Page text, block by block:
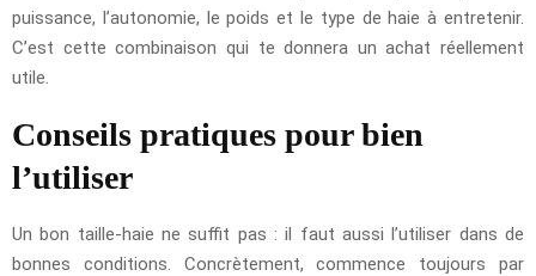
puissance, l’autonomie, le poids et le type de haie à entretenir.
C’est cette combinaison qui te donnera un achat réellement
utile.
Conseils pratiques pour bien
l’utiliser
Un bon taille-haie ne suffit pas : il faut aussi l’utiliser dans de
bonnes conditions. Concrètement, commence toujours par